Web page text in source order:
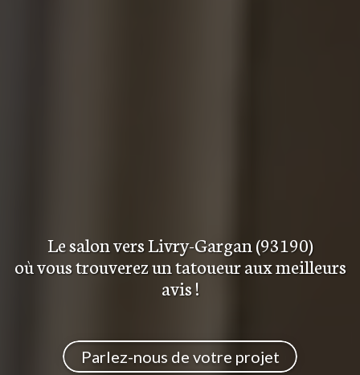
Le salonvers Livry-Gargan (93190)
où vous trouverezun tatoueur aux meilleurs
avis!
Parlez-nous de votre projet